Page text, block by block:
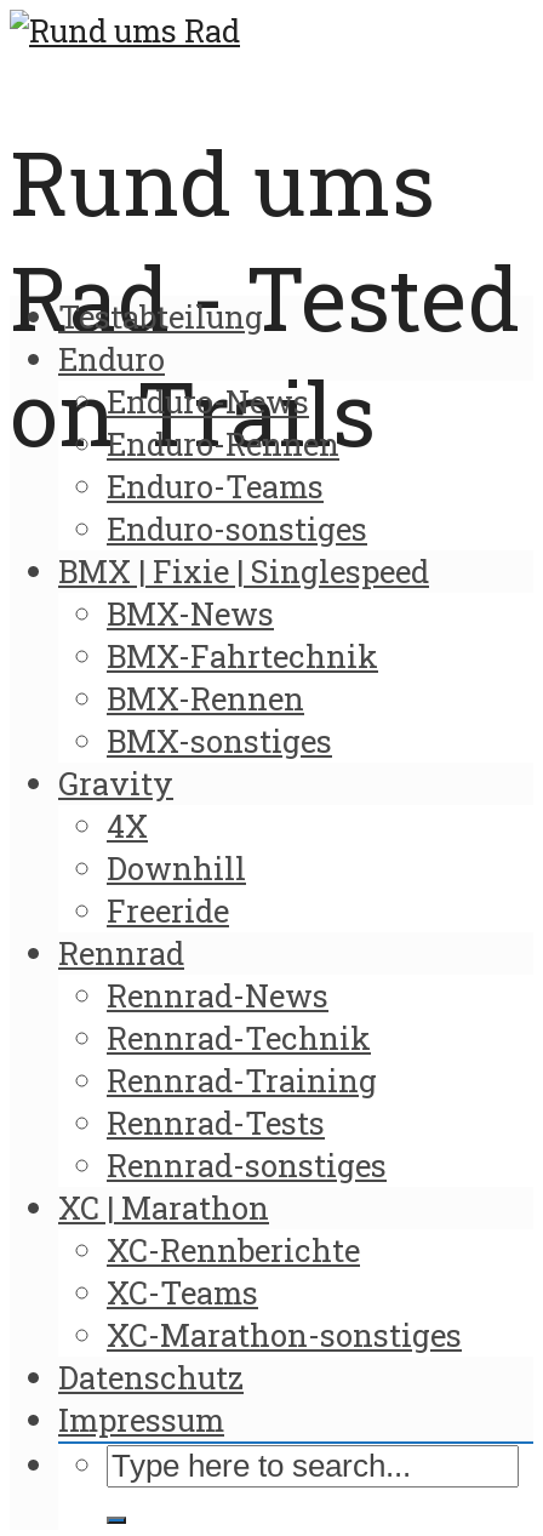
Rund ums
Rad - Tested
on Trails
Testabteilung
Enduro
Enduro-News
Enduro-Rennen
Enduro-Teams
Enduro-sonstiges
BMX | Fixie | Singlespeed
BMX-News
BMX-Fahrtechnik
BMX-Rennen
BMX-sonstiges
Gravity
4X
Downhill
Freeride
Rennrad
Rennrad-News
Rennrad-Technik
Rennrad-Training
Rennrad-Tests
Rennrad-sonstiges
XC | Marathon
XC-Rennberichte
XC-Teams
XC-Marathon-sonstiges
Datenschutz
Impressum